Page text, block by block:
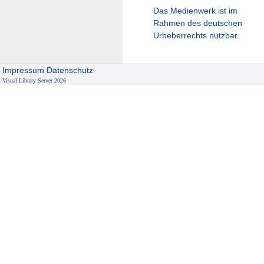
Das Medienwerk ist im
Rahmen des deutschen
Urheberrechts nutzbar.
Impressum Datenschutz
Visual Library Server 2026